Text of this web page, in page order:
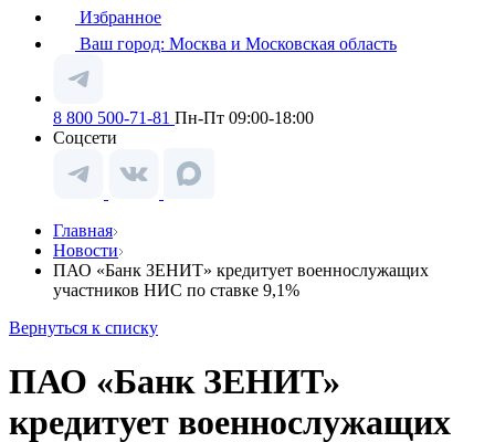
Избранное
Ваш город: Москва и Московская область
8 800 500-71-81 Пн-Пт 09:00-18:00
Соцсети
Главная
Новости
ПАО «Банк ЗЕНИТ» кредитует военнослужащих
участников НИС по ставке 9,1%
Вернуться к списку
ПАО «Банк ЗЕНИТ»
кредитует военнослужащих